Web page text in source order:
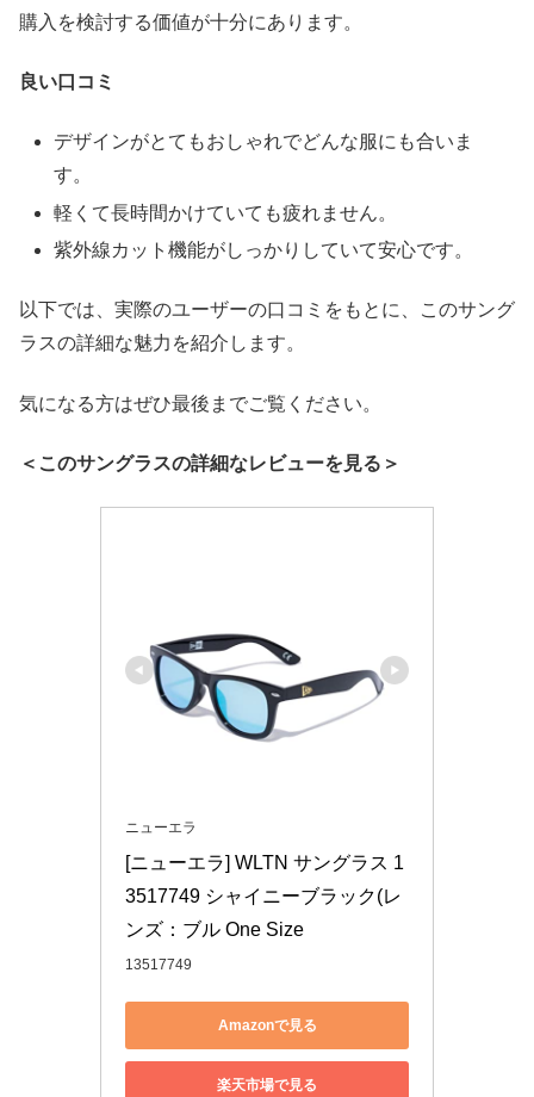
購入を検討する価値が十分にあります。
良い口コミ
デザインがとてもおしゃれでどんな服にも合いま
す。
軽くて長時間かけていても疲れません。
紫外線カット機能がしっかりしていて安心です。
以下では、実際のユーザーの口コミをもとに、このサング
ラスの詳細な魅力を紹介します。
気になる方はぜひ最後までご覧ください。
＜このサングラスの詳細なレビューを見る＞
ニューエラ
[ニューエラ] WLTN サングラス 1
3517749 シャイニーブラック(レ
ンズ：ブル One Size
13517749
Amazonで見る
楽天市場で見る